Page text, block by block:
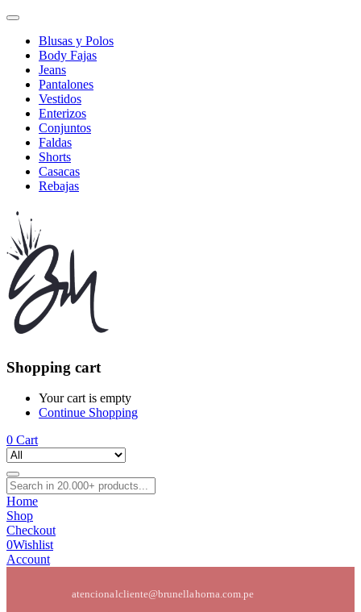
Blusas y Polos
Body Fajas
Jeans
Pantalones
Vestidos
Enterizos
Conjuntos
Faldas
Shorts
Casacas
Rebajas
Shopping cart
Your cart is empty
Continue Shopping
0 Cart
Home
Shop
Checkout
0Wishlist
Account
atencionalcliente@brunellahorna.com.pe